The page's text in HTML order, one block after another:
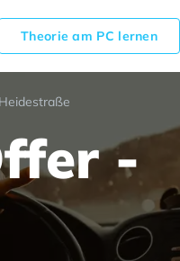
Theorie am PC lernen
-